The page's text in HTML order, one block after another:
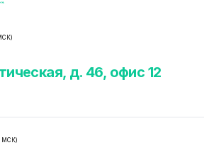
д. 46, офис 12
МСК)